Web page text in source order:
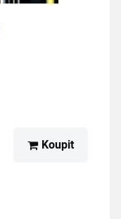
Koupit